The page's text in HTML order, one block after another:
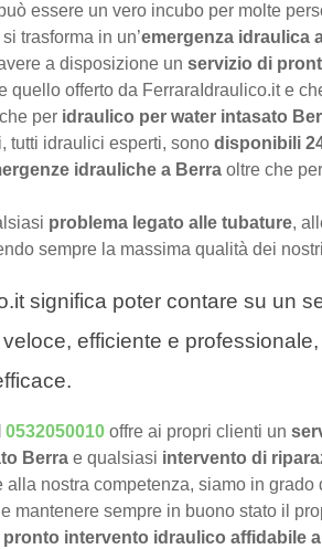
essere un vero incubo per molte
trasforma in un’emergenza idraulica
a disposizione un servizio di
quello offerto da FerraraIdraulico.it e
per idraulico per water intasato
tutti idraulici esperti, sono disponibili
idrauliche a Berra oltre che
problema legato alle tubature,
sempre la massima qualità dei nostri
significa poter contare su un
efficiente e
0532050010 offre ai propri clienti un
Berra e qualsiasi intervento di
nostra competenza, siamo in
mantenere sempre in buono stato il
pronto intervento idraulico affidabile